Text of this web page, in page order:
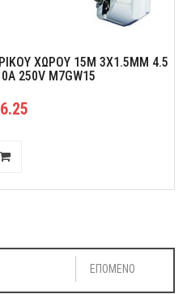
ΧΩΡΟΥ 15M 3Χ1.5ΜΜ 4.5
250V M7GW15
ΕΠΟΜΕΝΟ